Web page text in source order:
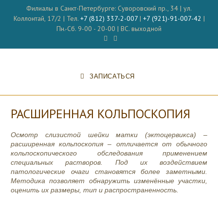
содержимому
Филиалы в Санкт-Петербурге: Суворовский пр., 34 | ул.
Коллонтай, 17/2 | Тел. +7 (812) 337-2-007| +7 (921)-91-007-42 |
Пн.-Сб. 9-00 - 20-00 | ВС. выходной
ЗАПИСАТЬСЯ
РАСШИРЕННАЯ КОЛЬПОСКОПИЯ
Осмотр слизистой шейки матки (эктоцервикса) –
расширенная кольпоскопия – отличается от обычного
кольпоскопического обследования применением
специальных растворов. Под их воздействием
патологические очаги становятся более заметными.
Методика позволяет обнаружить изменённые участки,
оценить их размеры, тип и распространенность.